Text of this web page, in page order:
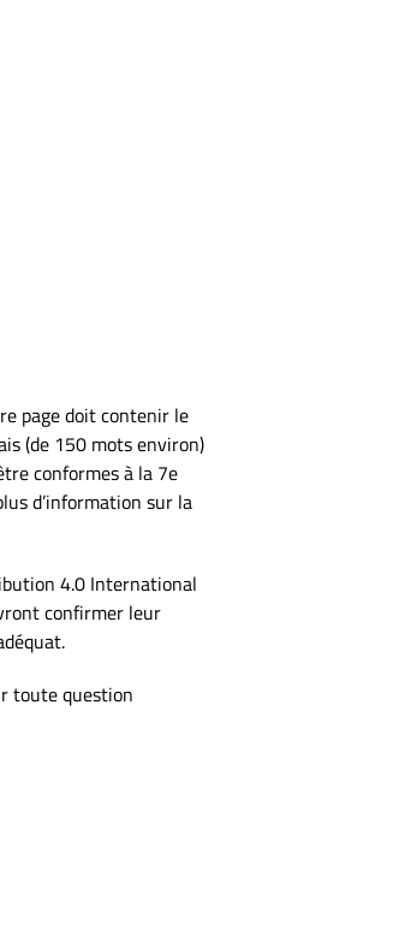
page doit contenir le
(de 150 mots environ)
conformes à la 7e
d’information sur la
4.0 International
confirmer leur
toute question